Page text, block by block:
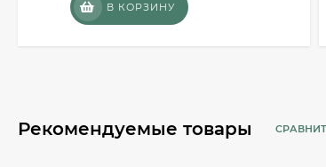
В КОРЗИНУ
Рекомендуемые товары